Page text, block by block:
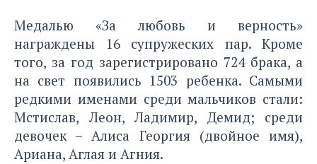
Медалью «За любовь и верность»
награждены 16 супружеских пар. Кроме
того, за год зарегистрировано 724 брака, а
на свет появились 1503 ребенка. Самыми
редкими именами среди мальчиков стали:
Мстислав, Леон, Ладимир, Демид; среди
девочек – Алиса Георгия (двойное имя),
Ариана, Аглая и Агния.